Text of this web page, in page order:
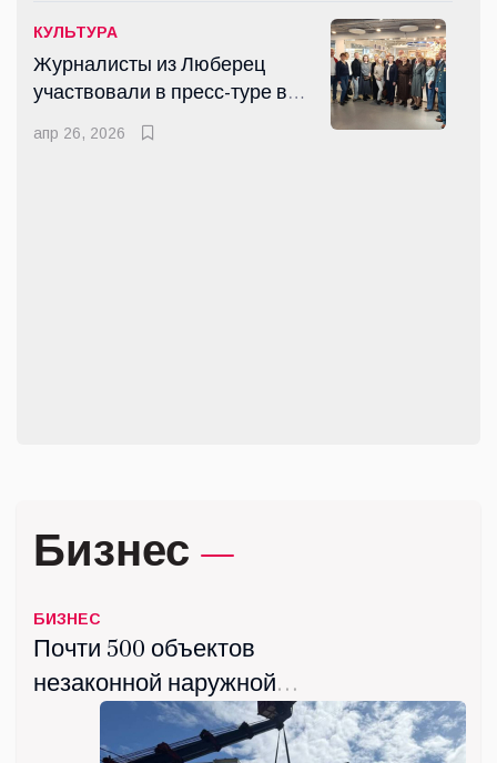
мая 10, 2025
КУЛЬТУРА
Летний парк в Малаховке
КУЛЬТУРА
Журналисты из Люберец
участвовали в пресс-туре в
апр 26, 2026
Бизнес
БИЗНЕС
Почти 500 объектов
незаконной наружной
рекламы демонтировали в
Люберцах с начала года